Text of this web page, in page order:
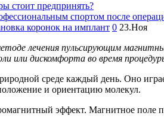
стоит предпринять?
спортом после
коронок на имплант 0 23.Ноя
лечения пульсирующим
или дискомфорта во время
среде каждый день. Оно
и ориентацию молекул.
эффект. Магнитное поле